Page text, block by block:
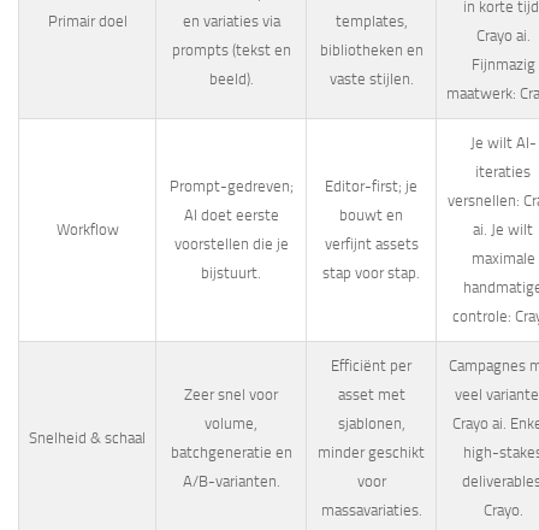
Primair doel
en variaties via
prompts (tekst en
beeld).
templates,
bibliotheken en
vaste stijlen.
in korte
Crayo ai.
Fijnmazig
maatwerk:
Workflow
Prompt-gedreven;
AI doet eerste
voorstellen die je
bijstuurt.
Editor-first; je
bouwt en
verfijnt assets
stap voor stap.
Je wilt AI-
iteraties
versnellen:
ai. Je wilt
maximale
controle:
Snelheid & schaal
Zeer snel voor
volume,
batchgeneratie en
A/B-varianten.
Efficiënt per
asset met
sjablonen,
minder geschikt
voor
massavariaties.
Campagnes
veel
Crayo ai.
high-
Crayo.